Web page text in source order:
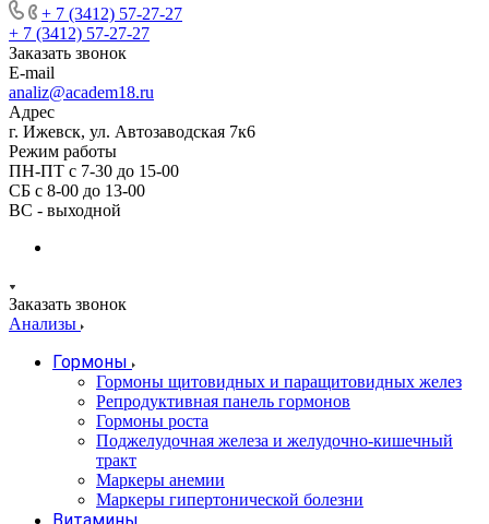
+ 7 (3412) 57-27-27
+ 7 (3412) 57-27-27
Заказать звонок
E-mail
analiz@academ18.ru
Адрес
г. Ижевск, ул. Автозаводская 7к6
Режим работы
ПН-ПТ с 7-30 до 15-00
СБ с 8-00 до 13-00
ВС - выходной
Заказать звонок
Анализы
Гормоны
Гормоны щитовидных и паращитовидных желез
Репродуктивная панель гормонов
Гормоны роста
Поджелудочная железа и желудочно-кишечный
тракт
Маркеры анемии
Маркеры гипертонической болезни